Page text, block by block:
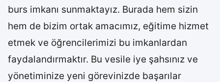
burs imkanı sunmaktayız. Burada hem sizin
hem de bizim ortak amacımız, eğitime hizmet
etmek ve öğrencilerimizi bu imkanlardan
faydalandırmaktır. Bu vesile iye şahsınız ve
yönetiminize yeni görevinizde başarılar